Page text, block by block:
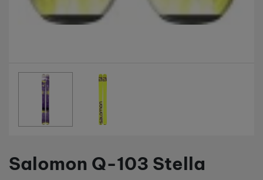
Salomon Q-103 Stella
Fotografie